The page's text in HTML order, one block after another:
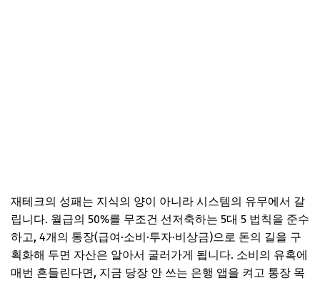
재테크의 성패는 지식의 양이 아니라 시스템의 유무에서 갈
립니다. 월급의 50%를 무조건 선저축하는 5대 5 법칙을 준수
하고, 4개의 통장(급여·소비·투자·비상금)으로 돈의 길을 구
획화해 두면 자산은 알아서 굴러가게 됩니다. 소비의 유혹에
매번 흔들린다면, 지금 당장 안 쓰는 은행 앱을 켜고 통장 목